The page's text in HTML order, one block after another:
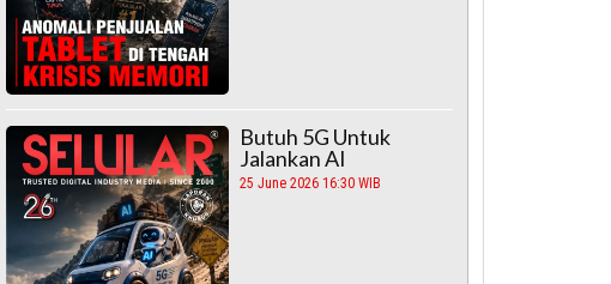
Butuh 5G Untuk
Jalankan AI
25 June 2026 16:30 WIB